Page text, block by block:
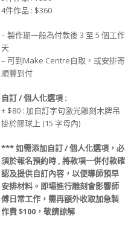
4件作品 : $360
– 製作期一般為付款後 3 至 5 個工作
天
– 可到Make Centre自取，或安排寄
順豐到付
自訂/個人化選項:
+ $80 : 加自訂字句激光雕刻木牌吊
掛於膠球上 (15 字母內)
***如需添加自訂/個人化選項，必
須於報名預約時, 將款項一併付款確
認及提供自訂內容，以便導師預早
安排材料。 即場進行雕刻會影響師
傅日常工作，需再額外收取加急製
作費$100，敬請諒解